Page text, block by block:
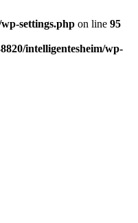
settings.php on line 95
intelligentesheim/wp-